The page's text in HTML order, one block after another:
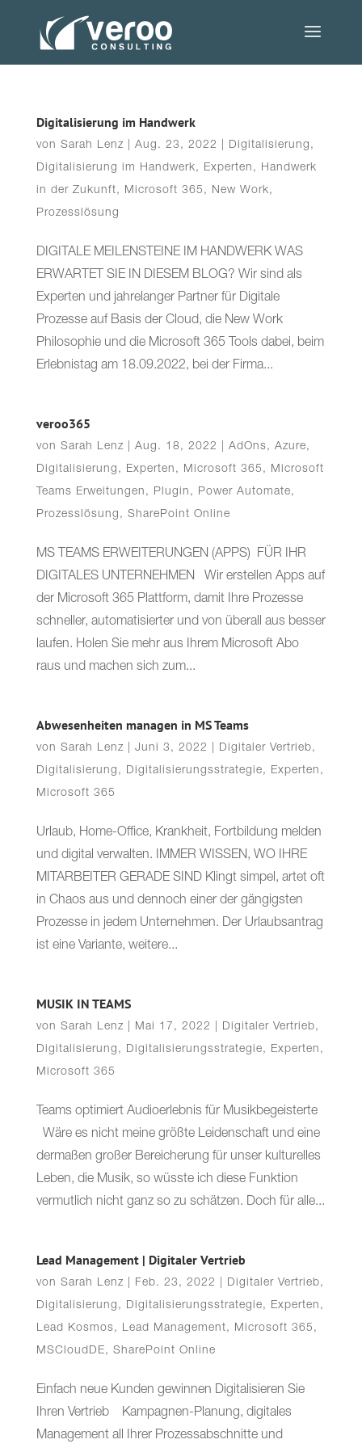
Digitalisierung im Handwerk
von Sarah Lenz| Aug. 23, 2022 Digitalisierung ,
Digitalisierung im Handwerk, Experten , Handwerk
in der Zukunft, Microsoft 365 , New Work,
Prozesslösung
DIGITALE MEILENSTEINE IM HANDWERK WAS
ERWARTET SIE IN DIESEM BLOG? Wir sind als
Experten und jahrelanger Partner für Digitale
Prozesse auf Basis der Cloud, die New Work
Philosophie und die Microsoft 365 Tools dabei, beim
Erlebnistag am 18.09.2022, bei der Firma...
veroo365
von Sarah Lenz| Aug. 18, 2022 AdOns, Azure,
Digitalisierung , Experten , Microsoft 365 , Microsoft
Teams Erweitungen , Plugin , Power Automate,
Prozesslösung , SharePoint Online
MS TEAMS ERWEITERUNGEN (APPS) FÜR IHR
DIGITALES UNTERNEHMEN Wir erstellen Apps auf
der Microsoft 365 Plattform, damit Ihre Prozesse
schneller, automatisierter und von überall aus besser
laufen. Holen Sie mehr aus Ihrem Microsoft Abo
raus und machen sich zum...
Abwesenheiten managen in MS Teams
von Sarah Lenz| Juni 3, 2022 Digitaler Vertrieb,
Digitalisierung , Digitalisierungsstrategie, Experten ,
Microsoft 365
Urlaub, Home-Office, Krankheit, Fortbildung melden
und digital verwalten. IMMER WISSEN, WO IHRE
MITARBEITER GERADE SIND Klingt simpel, artet oft
in Chaos aus und dennoch einer der gängigsten
Prozesse in jedem Unternehmen. Der Urlaubsantrag
ist eine Variante, weitere...
MUSIK IN TEAMS
von Sarah Lenz| Mai 17, 2022 Digitaler Vertrieb,
Digitalisierung , Digitalisierungsstrategie, Experten ,
Microsoft 365
Teams optimiert Audioerlebnis für Musikbegeisterte
Wäre es nicht meine größte Leidenschaft und eine
dermaßen großer Bereicherung für unser kulturelles
Leben, die Musik, so wüsste ich diese Funktion
vermutlich nicht ganz so zu schätzen. Doch für alle...
Lead Management | Digitaler Vertrieb
von Sarah Lenz| Feb. 23, 2022 Digitaler Vertrieb,
Digitalisierung , Digitalisierungsstrategie, Experten ,
Lead Kosmos, Lead Management, Microsoft 365 ,
MSCloudDE, SharePoint Online
Einfach neue Kunden gewinnen Digitalisieren Sie
Ihren Vertrieb Kampagnen-Planung, digitales
Management all Ihrer Prozessabschnitte und